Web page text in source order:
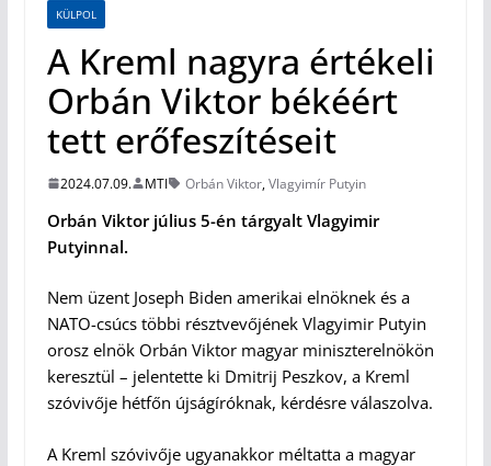
KÜLPOL
A Kreml nagyra értékeli
Orbán Viktor békéért
tett erőfeszítéseit
2024.07.09. MTI Orbán Viktor,Vlagyimír Putyin
Orbán Viktor július 5-én tárgyalt Vlagyimir
Putyinnal.
Nem üzent Joseph Biden amerikai elnöknek és a
NATO-csúcs többi résztvevőjének Vlagyimir Putyin
orosz elnök Orbán Viktor magyar miniszterelnökön
keresztül – jelentette ki Dmitrij Peszkov, a Kreml
szóvivője hétfőn újságíróknak, kérdésre válaszolva.
A Kreml szóvivője ugyanakkor méltatta a magyar